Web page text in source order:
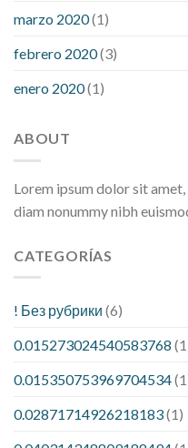
marzo 2020(1)
febrero 2020(3)
enero 2020(1)
ABOUT
Lorem ipsum dolor sit
diam nonummy nibh
CATEGORÍAS
! Без рубрики (6)
0.015273024540583768
0.015350753969704534
0.02871714926218183(1)